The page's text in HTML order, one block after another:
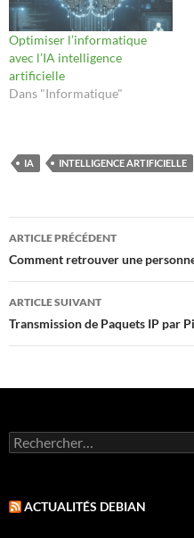
Optimiser l’informatique
avec l’IA intelligence
artificielle
Dans "Informatique"
IA INTELLIGENCE ARTIFICIELLE
Navigation
des
articles
ARTICLE PRÉCÉDENT
Comment retrouver une
ARTICLE SUIVANT
Transmission de Paquets IP par
Rechercher :
ACTUALITÉS DEBIAN